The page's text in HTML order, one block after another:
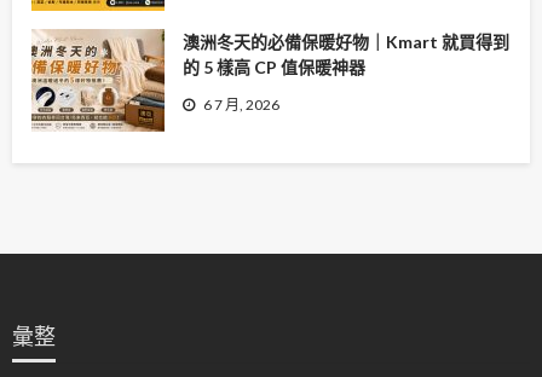
澳洲冬天的必備保暖好物｜Kmart 就買得到
的 5 樣高 CP 值保暖神器
6 7 月, 2026
彙整